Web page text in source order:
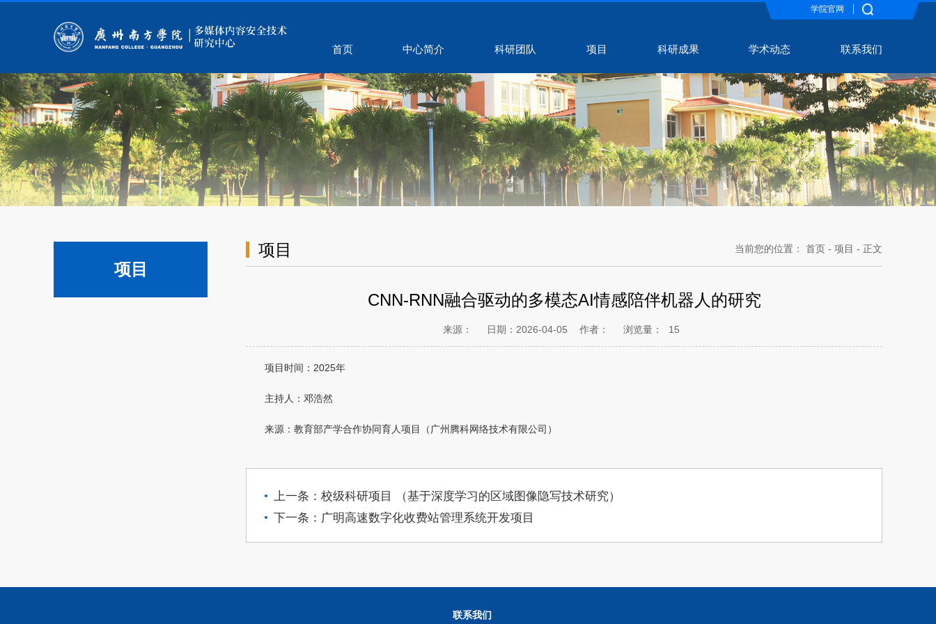
学院官网
首页 中心简介 科研团队 项目 科研成果 学术动态 联系我们
项目
项目 当前您的位置： 首页 - 项目 - 正文
CNN-RNN融合驱动的多模态AI情感陪伴机器人的研究
来源： 日期：2026-04-05 作者： 浏览量： 15
项目时间：2025年
主持人：邓浩然
来源：教育部产学合作协同育人项目（广州腾科网络技术有限公司）
上一条：校级科研项目 （基于深度学习的区域图像隐写技术研究）
下一条：广明高速数字化收费站管理系统开发项目
联系我们